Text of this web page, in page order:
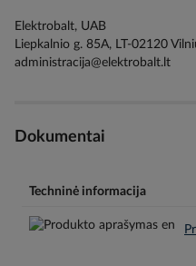
Elektrobalt, UAB
Liepkalnio g. 85A, LT-02120
administracija@elektrobalt.lt
Dokumentai
Techninė informacija